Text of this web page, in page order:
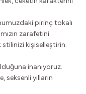
pirinç tokalı
zarafetini
kişiselleştirin.
inanıyoruz.
yılların